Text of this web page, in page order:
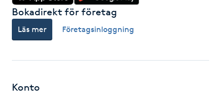
Herrklippning
HIFU
Hollywood Peel
Hot Stone Massage
Bokadirekt för företag
Läs mer Företagsinloggning
Konto